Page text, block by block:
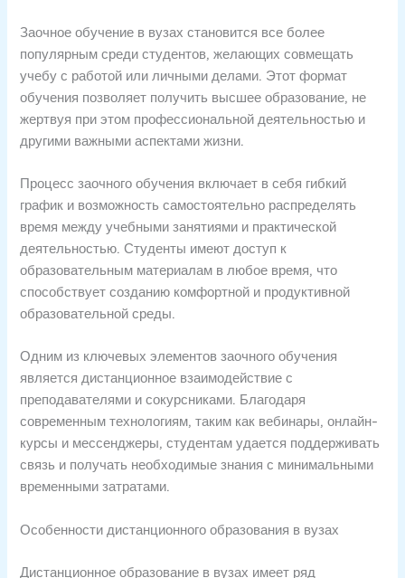
Заочное обучение в вузах становится все более
популярным среди студентов, желающих совмещать
учебу с работой или личными делами. Этот формат
обучения позволяет получить высшее образование, не
жертвуя при этом профессиональной деятельностью и
другими важными аспектами жизни.
Процесс заочного обучения включает в себя гибкий
график и возможность самостоятельно распределять
время между учебными занятиями и практической
деятельностью. Студенты имеют доступ к
образовательным материалам в любое время, что
способствует созданию комфортной и продуктивной
образовательной среды.
Одним из ключевых элементов заочного обучения
является дистанционное взаимодействие с
преподавателями и сокурсниками. Благодаря
современным технологиям, таким как вебинары, онлайн-
курсы и мессенджеры, студентам удается поддерживать
связь и получать необходимые знания с минимальными
временными затратами.
Особенности дистанционного образования в вузах
Дистанционное образование в вузах имеет ряд